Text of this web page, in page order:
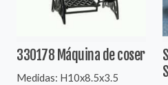
330178 Máquina de coser
Medidas: H10x8.5x3.5